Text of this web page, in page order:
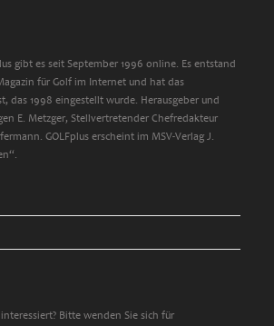
gibt es seit September 1996 online. Es entstand
für Golf im Internet und hat das
das 1998 eingestellt wurde. Herausgeber und
E. Metzger, Stellvertretender Chefredakteur
GOLFplus erscheint im MSV-Verlag J.
Bitte wenden Sie sich für